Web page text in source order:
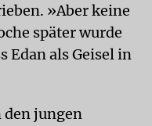
»Aber keine
später wurde
Edan als Geisel in
jungen